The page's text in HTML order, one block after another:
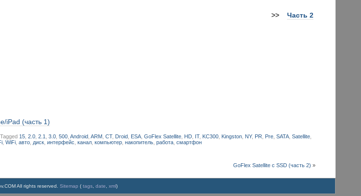
>> Часть 2
iPad (часть 1)
Tagged 15 ,2.0 ,2.1 ,3.0 ,500 ,Android ,ARM ,CT, Droid ESA ,GoFlex Satellite HD IT, KC300 Kingston NY, PR Pre ,SATA ,Satellite
,WiFi ,авто диск ,интерфейс ,канал ,компьютер ,накопитель ,работа ,смартфон
GoFlex Satellite с SSD (часть 2) »
All rights reserved. Sitemap ( tags date xml)